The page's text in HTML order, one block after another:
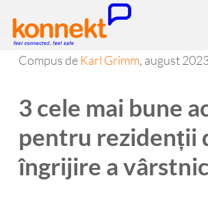
Compus de Karl Grimm, august
3 cele mai bune
pentru rezidenții
îngrijire a